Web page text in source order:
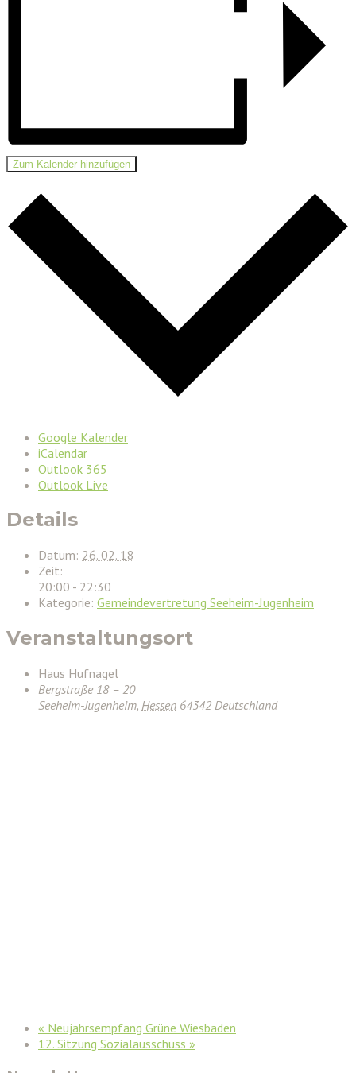
Zum Kalender hinzufügen
Google Kalender
iCalendar
Outlook 365
Outlook Live
Details
Datum: 26. 02. 18
Zeit:
20:00 - 22:30
Kategorie: Gemeindevertretung Seeheim-Jugenheim
Veranstaltungsort
Haus Hufnagel
Bergstraße 18 – 20
Seeheim-Jugenheim, Hessen 64342 Deutschland
« Neujahrsempfang Grüne Wiesbaden
12. Sitzung Sozialausschuss »